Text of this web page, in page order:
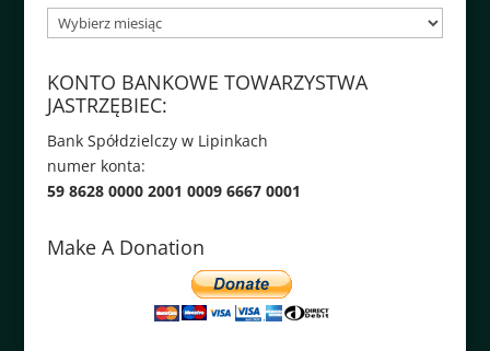
Archiwa
KONTO BANKOWE TOWARZYSTWA
JASTRZĘBIEC:
Bank Spółdzielczy w Lipinkach
numer konta:
59 8628 0000 2001 0009 6667 0001
Make A Donation